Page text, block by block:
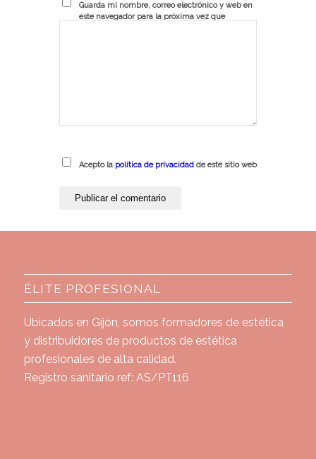
Guarda mi nombre, correo electrónico y web en
este navegador para la próxima vez que
Acepto la política de privacidadde este sitio web
ÉLITE PROFESIONAL
Ubicados en Gijón, somos formadores de estética
y distribuidores de productos de estética
profesionales de alta calidad.
Registro sanitario ref: AS/PT116